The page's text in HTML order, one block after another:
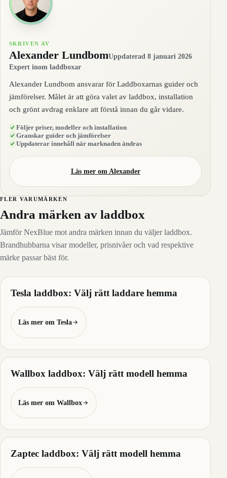
SKRIVEN AV
Alexander LundbomUppdaterad 8 januari 2026
Expert inom laddboxar
Alexander Lundbom ansvarar för Laddboxarnas guider och
jämförelser. Målet är att göra valet av laddbox, installation
och grönt avdrag enklare att förstå innan du går vidare.
Följer priser, modeller och installation
Granskar guider och jämförelser
Uppdaterar innehåll när marknaden ändras
Läs mer om Alexander
FLER VARUMÄRKEN
Andra märken av laddbox
Jämför NexBlue mot andra märken innan du väljer laddbox.
Brandhubbarna visar modeller, prisnivåer och vad respektive
märke passar bäst för.
Tesla laddbox: Välj rätt laddare hemma
Läs mer om Tesla
Wallbox laddbox: Välj rätt modell hemma
Läs mer om Wallbox
Zaptec laddbox: Välj rätt modell hemma